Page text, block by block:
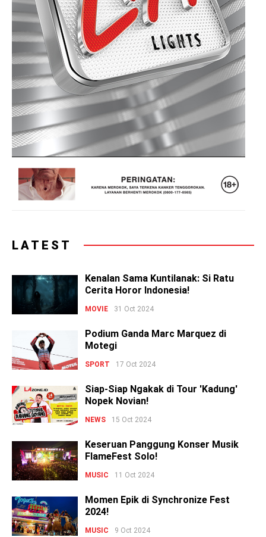
LATEST
Kenalan Sama Kuntilanak: Si Ratu
Cerita Horor Indonesia!
MOVIE 31 Oct 2024
Podium Ganda Marc Marquez di
Motegi
SPORT 17 Oct 2024
Siap-Siap Ngakak di Tour 'Kadung'
Nopek Novian!
NEWS 15 Oct 2024
Keseruan Panggung Konser Musik
FlameFest Solo!
MUSIC 11 Oct 2024
Momen Epik di Synchronize Fest
2024!
MUSIC 9 Oct 2024